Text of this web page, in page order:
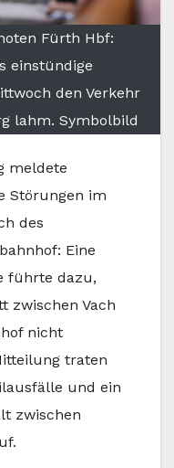
Fürth Hbf:
einstündige
den Verkehr
lahm. Symbolbild
meldete
Störungen im
des
Eine
führte dazu,
zwischen Vach
nicht
traten
und ein
zwischen